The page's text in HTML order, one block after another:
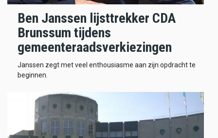
Ben Janssen lijsttrekker CDA
Brunssum tijdens
gemeenteraadsverkiezingen
Janssen zegt met veel enthousiasme aan zijn opdracht te
beginnen.